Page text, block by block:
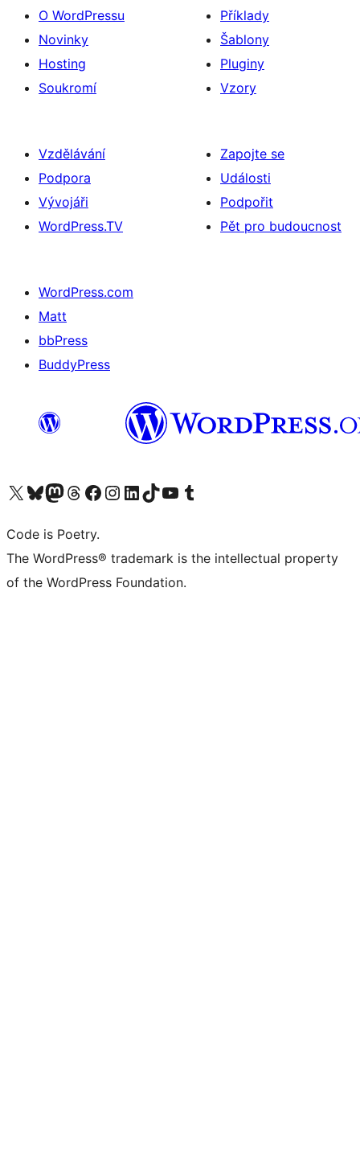
O WordPressu
Novinky
Hosting
Soukromí
Příklady
Šablony
Pluginy
Vzory
Vzdělávání
Podpora
Vývojáři
WordPress.TV
Zapojte se
Události
Podpořit
Pět pro budoucnost
WordPress.com
Matt
bbPress
BuddyPress
Navštivte náš účet na X (dříve Twitter)
Navštivte náš Bluesky účetNavštivte náš účet Mastodon
Navštivte náš Threads účetNavštivte naši stránku na Facebooku
Navštivte náš Instagram účetNavštivte náš LinkedIn účetNavštivte náš TikTok účetNavštivte náš YouTube kanálNavštivte náš Tumblr účet
Code is Poetry.
The WordPress® trademark is the intellectual property
of the WordPress Foundation.